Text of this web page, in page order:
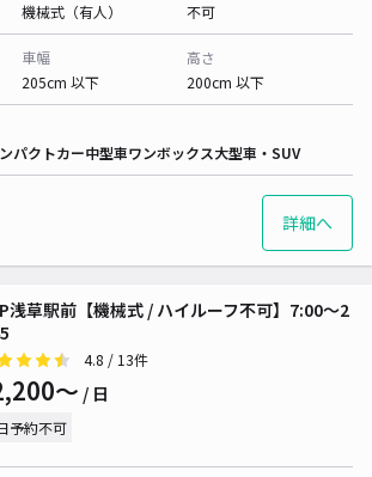
機械式（有人）
不可
車幅
205cm 以下
高さ
200cm 以下
パクトカー中型車ワンボックス大型車・SUV
詳細へ
浅草駅前【機械式 / ハイルーフ不可】7:00～2
4.8 / 13件
〜 / 日
予約不可